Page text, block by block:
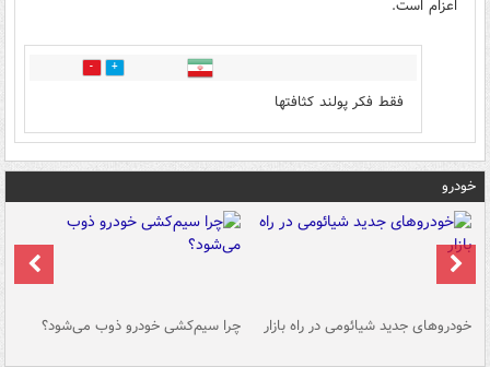
اعزام است.
0
فقط فکر پولند کثافتها
خودرو
خودروهای جدید شیائومی در راه بازار چرا سیم‌کشی خودرو ذوب می‌شود؟